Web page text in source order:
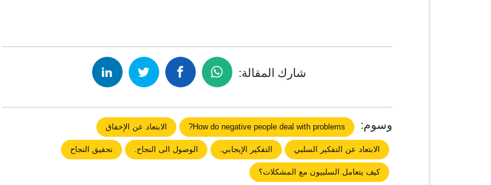
شارك المقالة:
وسوم: How do negative people deal with problems? الابتعاد عن اﻹخفاق
الابتعاد عن التفكير السلبي التفكير اﻹيجابي. الوصول الى النجاح. تحقيق النجاح
كيف يتعامل السلبيون مع المشكلات؟